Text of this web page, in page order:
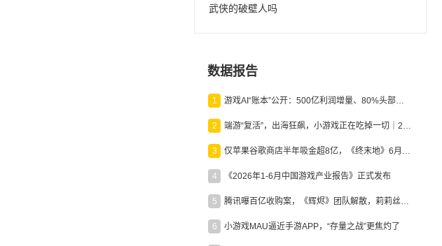
武侠的破壁人吗
数据报告
1 游戏AI“账本”公开：500亿利润增量、80%头部入局，谁在闷声发财？
2 端游“复活”，出海狂飙，小游戏正在吃掉一切｜2026上半年产业报告
3 仅苹果谷歌商店半年吸金超8亿，《终末地》6月份收入显著回暖
4 《2026年1-6月中国游戏产业报告》正式发布
5 腾讯曝百亿收购案，《辉烬》团队解散，莉莉丝新作曝光｜陀螺周报
6 小游戏MAU逼近手游APP，“存量之战”更焦灼了